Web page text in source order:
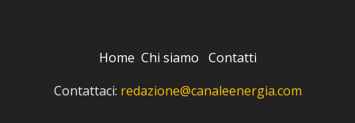
Home Chi siamo Contatti
Contattaci: redazione@canaleenergia.com